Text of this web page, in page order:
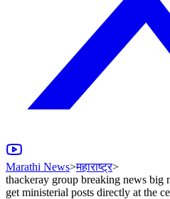
Marathi News>महाराष्ट्र>
thackeray group breaking news big
get ministerial posts directly at the